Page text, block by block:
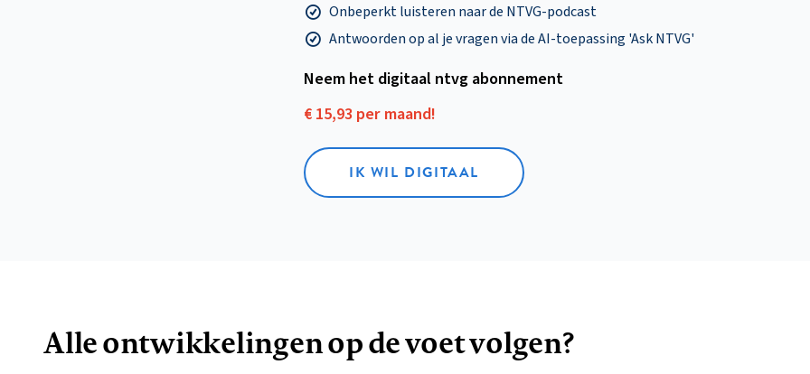
Onbeperkt luisteren naar de NTVG-podcast
Antwoorden op al je vragen via de AI-toepassing 'Ask NTVG'
Neem het digitaal ntvg abonnement
€ 15,93 per maand!
IK WIL DIGITAAL
Alle ontwikkelingen op de voet volgen?